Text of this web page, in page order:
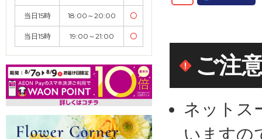
当日15時 18:00～20:00 〇
当日15時 19:00～21:00 〇
ご注
ネットス
いますの